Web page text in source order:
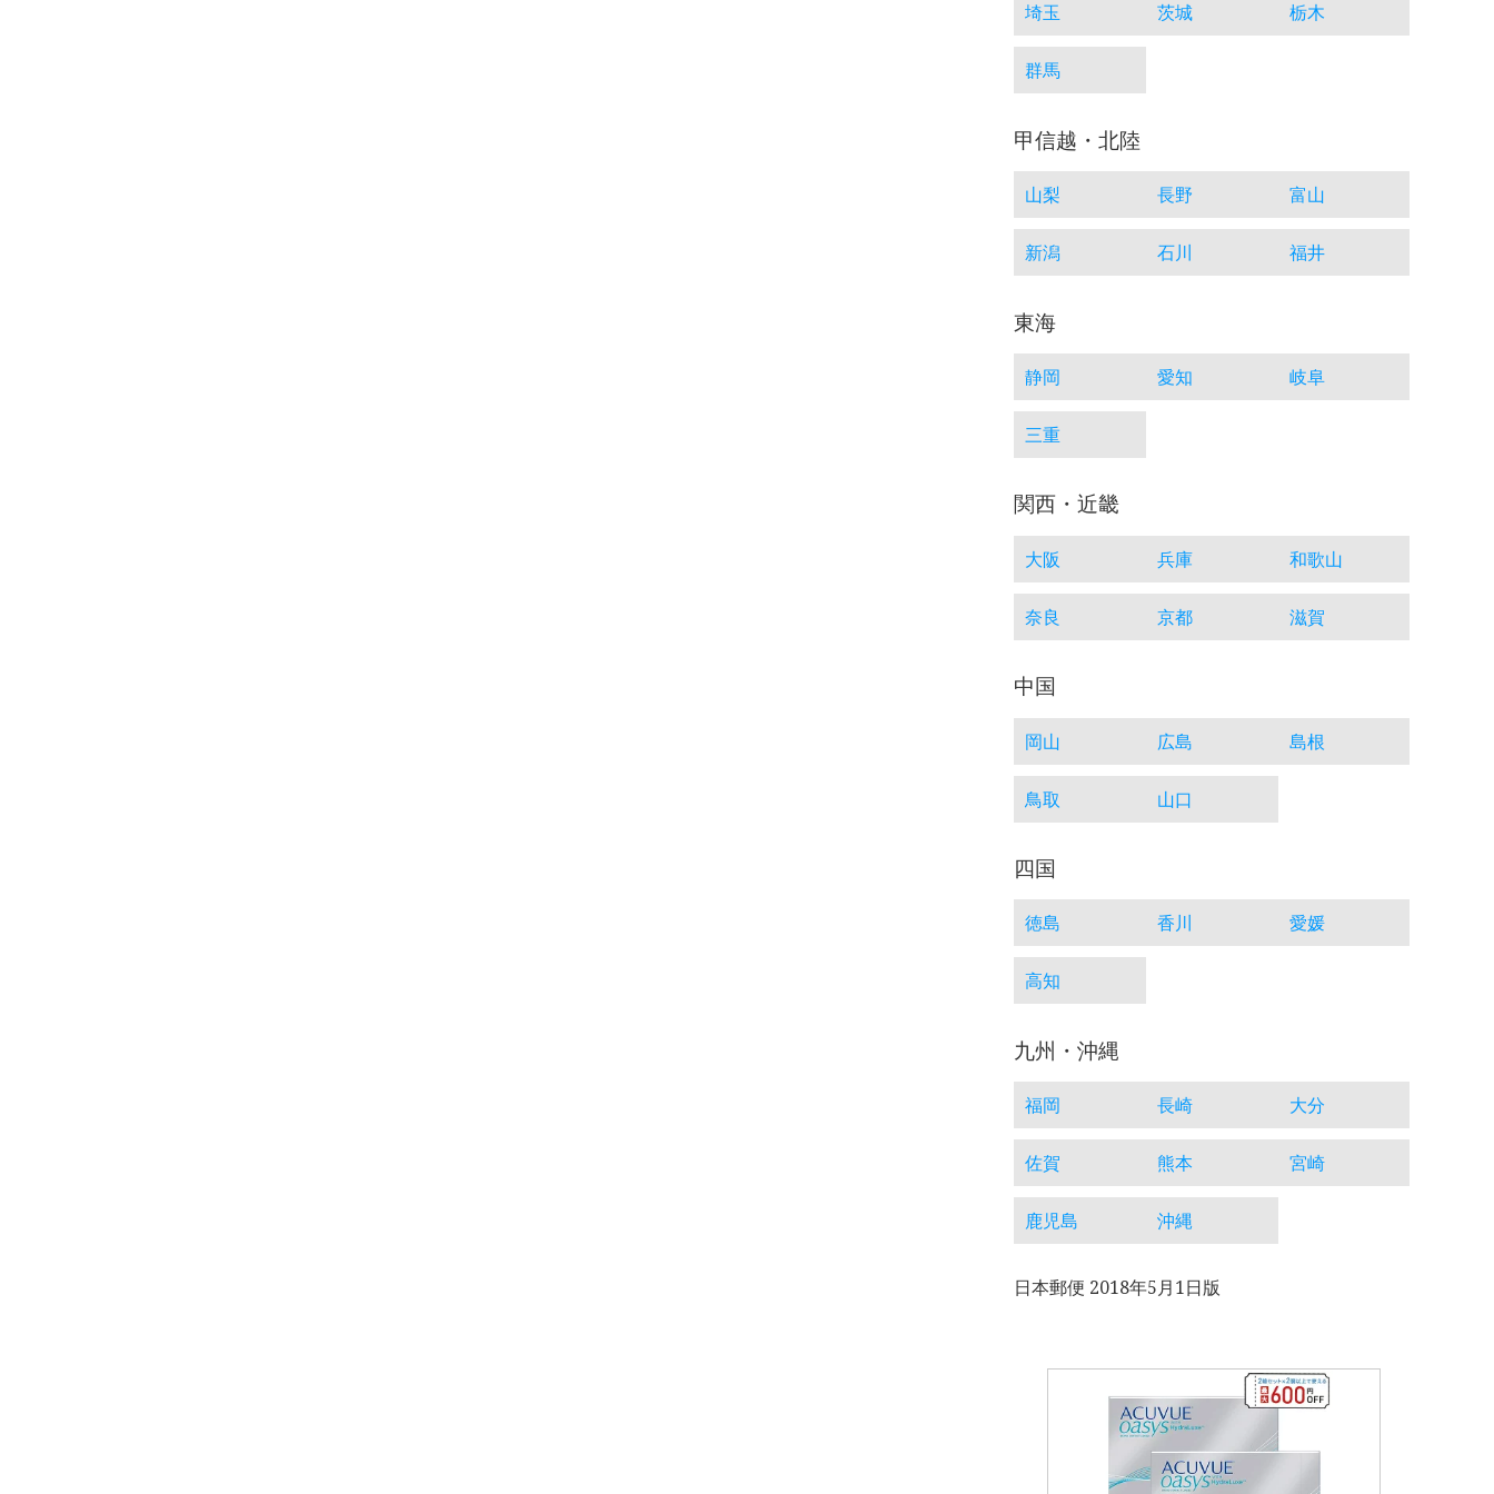
埼玉 茨城 栃木
群馬
甲信越・北陸
山梨 長野 富山
新潟 石川 福井
東海
静岡 愛知 岐阜
三重
関西・近畿
大阪 兵庫 和歌山
奈良 京都 滋賀
中国
岡山 広島 島根
鳥取 山口
四国
徳島 香川 愛媛
高知
九州・沖縄
福岡 長崎 大分
佐賀 熊本 宮崎
鹿児島 沖縄
日本郵便 2018年5月1日版